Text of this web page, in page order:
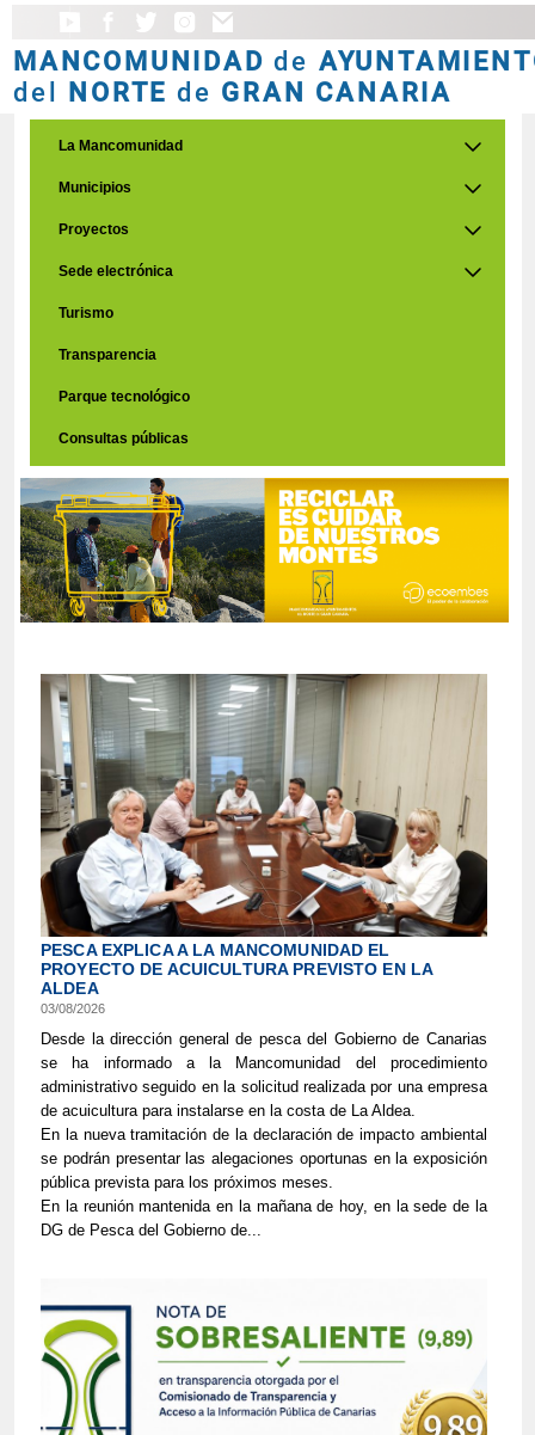
MANCOMUNIDAD de
del NORTE de GRAN CANARIA
La Mancomunidad
Municipios
Proyectos
Sede electrónica
Turismo
Transparencia
Parque tecnológico
Consultas públicas
PESCA EXPLICA A LA MANCOMUNIDAD EL
PROYECTO DE ACUICULTURA PREVISTO EN LA
ALDEA
03/08/2026
Desde la dirección general de pesca del Gobierno de Canarias
se ha informado a la Mancomunidad del procedimiento
administrativo seguido en la solicitud realizada por una empresa
de acuicultura para instalarse en la costa de La Aldea.
En la nueva tramitación de la declaración de impacto ambiental
se podrán presentar las alegaciones oportunas en la exposición
pública prevista para los próximos meses.
En la reunión mantenida en la mañana de hoy, en la sede de la
DG de Pesca del Gobierno de...